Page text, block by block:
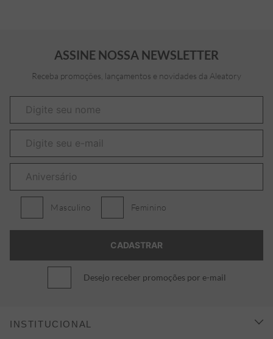
ASSINE NOSSA NEWSLETTER
Receba promoções, lançamentos e novidades da Aleatory
Masculino Feminino
Desejo receber promoções por e-mail
INSTITUCIONAL